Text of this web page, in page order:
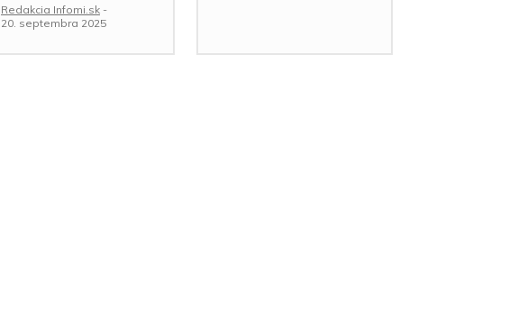
Redakcia Infomi.sk -
20. septembra 2025